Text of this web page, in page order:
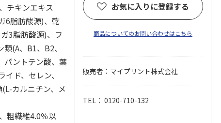
チキンエキス
6脂肪酸源)、乾
3脂肪酸源)、フ
(A、B1、B2、
パントテン酸、葉
ド、セレン、
カルニチン、メ
粗繊維4.0％以
お気に入りに登録する
商品についてのお問い合わせはこちら
販売者：マイプリント株式会社
TEL： 0120-710-132